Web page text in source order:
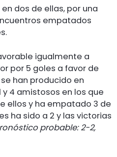
dos de ellas, por una
empatados
igualmente a
por 5 goles a favor de
han producido en
4 amistosos en los que
ellos y ha empatado 3 de
ha sido a 2 y las victorias
probable: 2-2,